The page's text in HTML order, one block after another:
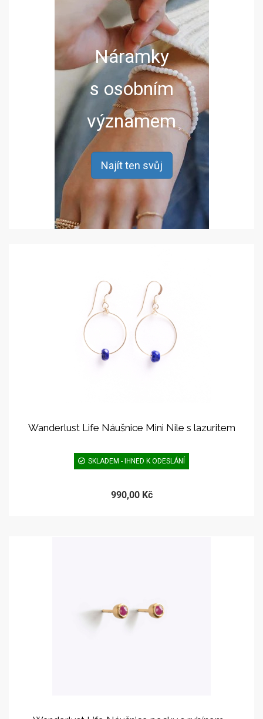
Náramky
s osobním
významem
Najít ten svůj
Wanderlust Life Náušnice Mini Nile s lazuritem
SKLADEM - IHNED K ODESLÁNÍ
990,00 Kč